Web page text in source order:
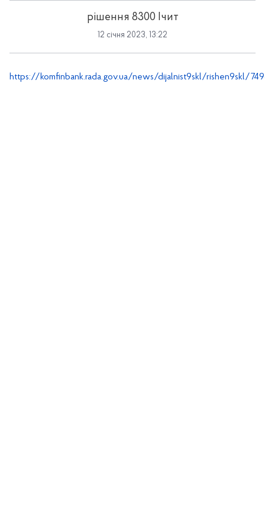
рішення 8300 Ічит
12 січня 2023, 13:22
https://komfinbank.rada.gov.ua/news/dijalnist9skl/rishen9skl/